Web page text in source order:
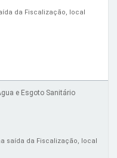
da Fiscalização, local
e Esgoto Sanitário
saída da Fiscalização, local